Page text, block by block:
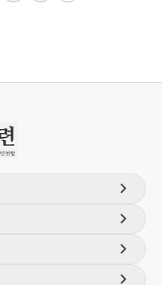
chevron_right
chevron_right
chevron_right
chevron_right